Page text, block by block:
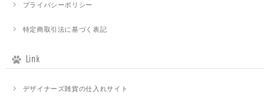
プライバシーポリシー
特定商取引法に基づく表記
Link
デザイナーズ雑貨の仕入れサイト